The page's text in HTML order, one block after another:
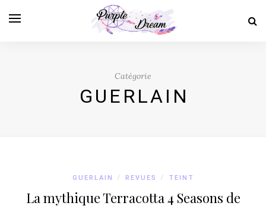
Catégorie
GUERLAIN
GUERLAIN / REVUES / TEINT
La mythique Terracotta 4 Seasons de